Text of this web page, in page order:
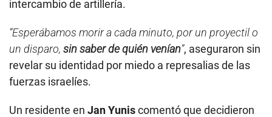
intercambio de artillería.
“Esperábamos morir a cada minuto, por un proyectil o
un disparo, sin saber de quién venían”, aseguraron sin
revelar su identidad por miedo a represalias de las
fuerzas israelíes.
Un residente en Jan Yuniscomentó que decidieron